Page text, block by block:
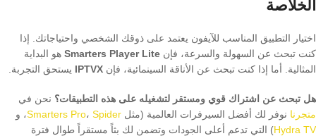
الخلاصة
اختيار التطبيق المناسب للآيفون يعتمد على ذوقك الشخصي واحتياجاتك. إذا
كنت تبحث عن السهولة والسرعة، فإن Smarters Player Lite هو البداية
المثالية. أما إذا كنت تبحث عن الأناقة السينمائية، فإن IPTVX يستحق التجربة.
هل تبحث عن اشتراك قوي ومستقر لتشغيله على هذه التطبيقات؟ نحن في
متجرنا نوفر لك أفضل السيرفرات العالمية (مثل Smarters Pro، Spider
، و
Hydra TV) التي تدعم أعلى الجودات وتضمن لك بثاً مستقراً طوال فترة